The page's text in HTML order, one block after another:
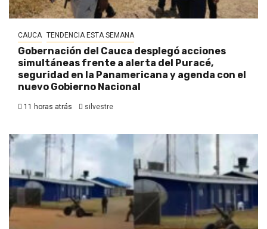
CAUCA TENDENCIA ESTA SEMANA
Gobernación del Cauca desplegó acciones
simultáneas frente a alerta del Puracé,
seguridad en la Panamericana y agenda con el
nuevo Gobierno Nacional
11 horas atrás silvestre